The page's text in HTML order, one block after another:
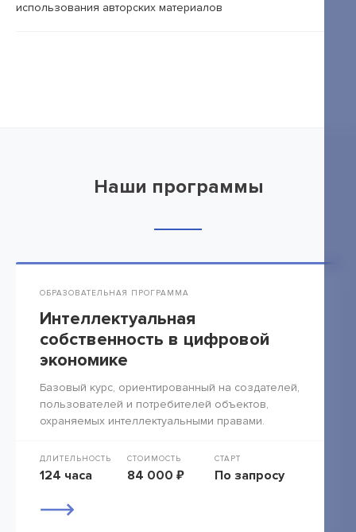
использования авторских материалов
Наши программы
ОБРАЗОВАТЕЛЬНАЯ ПРОГРАММА
Интеллектуальная
собственность в цифровой
экономике
Базовый курс, ориентированный на создателей,
пользователей и потребителей объектов,
охраняемых интеллектуальными правами.
ДЛИТЕЛЬНОСТЬ
124 часа
СТОИМОСТЬ
84 000 ₽
СТАРТ
По запросу